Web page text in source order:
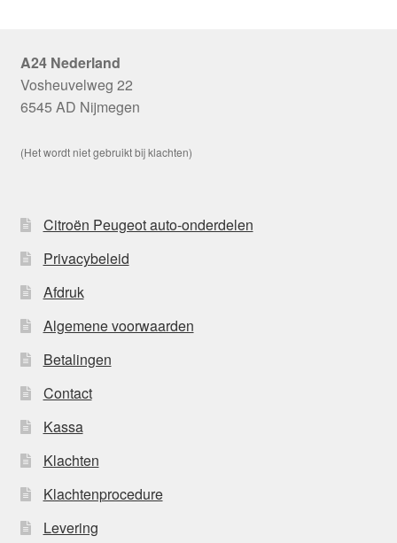
A24 Nederland
Vosheuvelweg 22
6545 AD Nijmegen
(Het wordt niet gebruikt bij klachten)
Citroën Peugeot auto-onderdelen
Privacybeleid
Afdruk
Algemene voorwaarden
Betalingen
Contact
Kassa
Klachten
Klachtenprocedure
Levering